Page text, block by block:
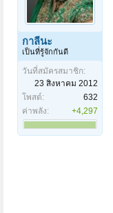
กาลีนะ
เป็นที่รู้จักกันดี
วันที่สมัครสมาชิก:
23 สิงหาคม 2012
โพสต์:
632
ค่าพลัง:
+4,297